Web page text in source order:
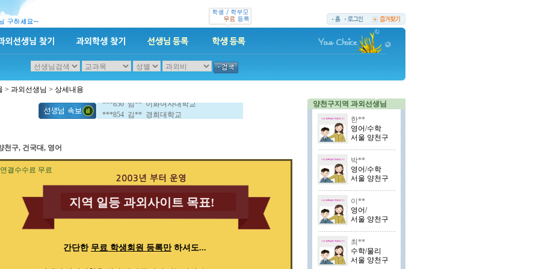
> 과외선생님 > 상세내용
***853 양** 경희대대학교
***857 김** KAIST대학교
***850 임** 이화여자대학교
***854 김** 경희대학교
천구, 건국대, 영어
연결수수료 무료
지역 일등 과외사이트 목표!
간단한 무료 학생회원 등록만하셔도...
양천구지역 과외선생님
한**
영어/수학
서울 양천구
박**
영어/수학
서울 양천구
이**
영어/
서울 양천구
최**
수학/물리
서울 양천구